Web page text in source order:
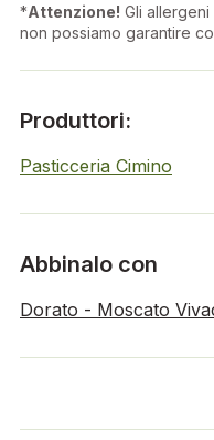
*Attenzione! Gli
non possiamo garantire
Produttori:
Pasticceria Cimino
Abbinalo con
Dorato - Moscato